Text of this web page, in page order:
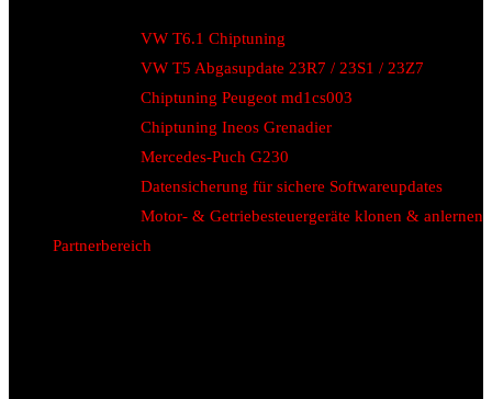
VW T6.1 Chiptuning
VW T5 Abgasupdate 23R7 / 23S1 / 23Z7
Chiptuning Peugeot md1cs003
Chiptuning Ineos Grenadier
Mercedes-Puch G230
Datensicherung für sichere Softwareupdates
Motor- & Getriebesteuergeräte klonen & anlernen
Partnerbereich